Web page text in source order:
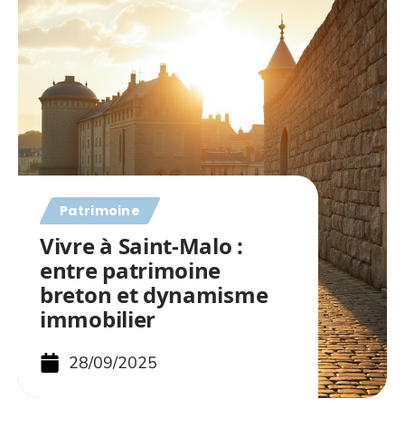
Patrimoine
Vivre à Saint-Malo :
entre patrimoine
breton et dynamisme
immobilier
28/09/2025